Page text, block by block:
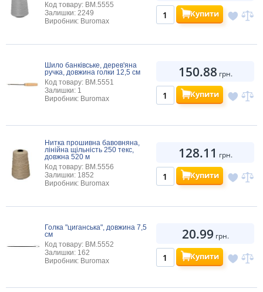
Код товару: BM.5555
Залишки: 2249
Виробник: Buromax
Купити
Шило банківське, дерев'яна
ручка, довжина голки 12,5 см
Код товару: BM.5551
Залишки: 1
Виробник: Buromax
150.88 грн.
Купити
Нитка прошивна бавовняна,
лінійна щільність 250 текс,
довжна 520 м
Код товару: BM.5556
Залишки: 1852
Виробник: Buromax
128.11 грн.
Купити
Голка "циганська", довжина 7,5
см
Код товару: BM.5552
Залишки: 162
Виробник: Buromax
20.99 грн.
Купити